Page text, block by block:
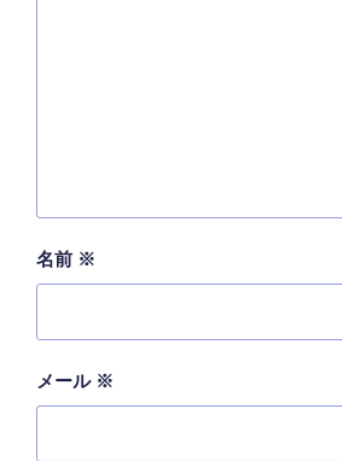
名前 ※
メール ※